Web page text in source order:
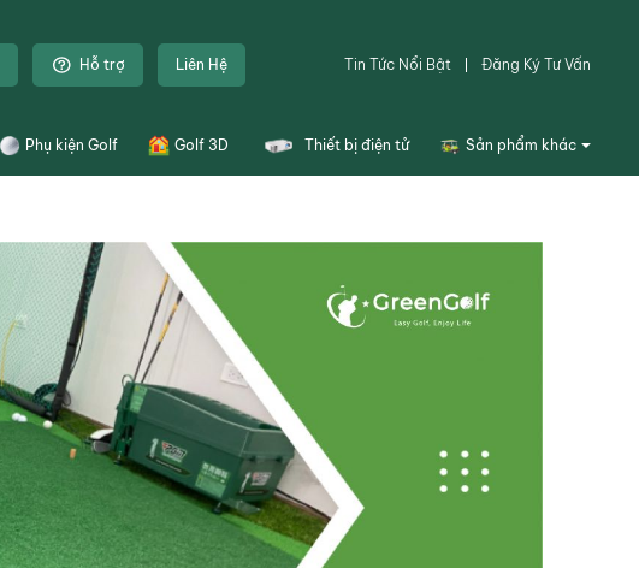
Hỗ trợ Liên Hệ Tin Tức Nổi Bật Đăng Ký Tư Vấn
Phụ kiện Golf Golf 3D Thiết bị điện tử Sản phẩm khác
Thiết bị sân golf
Đặt sân
Thiết kế bản vẽ